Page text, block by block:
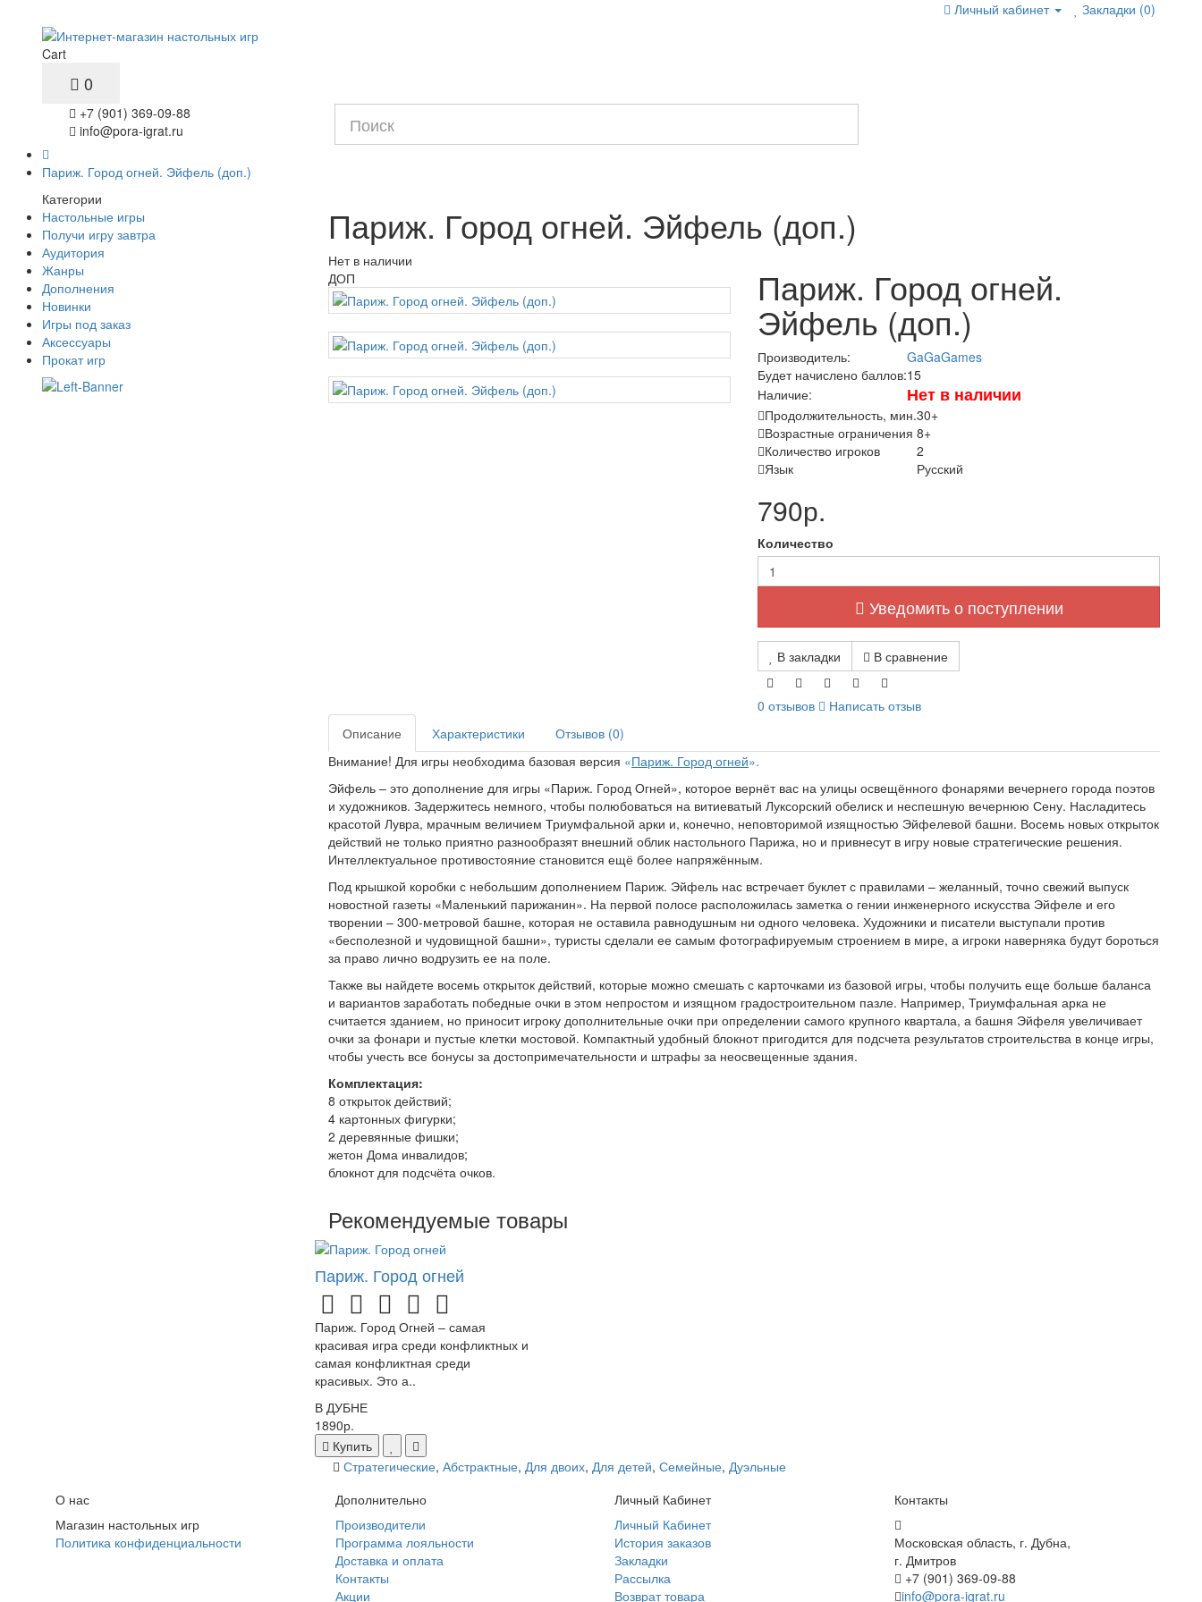
Личный кабинет Закладки (0)
Cart
0
+7 (901) 369-09-88
info@pora-igrat.ru
Париж. Город огней. Эйфель (доп.)
Категории
Настольные игры
Получи игру завтра
Аудитория
Жанры
Дополнения
Новинки
Игры под заказ
Аксессуары
Прокат игр
Париж. Город огней. Эйфель (доп.)
Нет в наличии
ДОП
Париж. Город огней.
Эйфель (доп.)
Производитель:
GaGaGames
Будет начислено баллов:15
Наличие:
Нет в наличии
Продолжительность, мин.30+
Возрастные ограничения 8+
Количество игроков
2
Язык
Русский
790р.
Количество
Уведомить о поступлении
В закладки В сравнение
0 отзывов
Написать отзыв
Описание
Характеристики
Отзывов (0)
Внимание! Для игры необходима базовая версия «Париж. Город огней».
Эйфель – это дополнение для игры «Париж. Город Огней», которое вернёт вас на улицы освещённого фонарями вечернего города поэтов
и художников. Задержитесь немного, чтобы полюбоваться на витиеватый Луксорский обелиск и неспешную вечернюю Сену. Насладитесь
красотой Лувра, мрачным величием Триумфальной арки и, конечно, неповторимой изящностью Эйфелевой башни. Восемь новых открыток
действий не только приятно разнообразят внешний облик настольного Парижа, но и привнесут в игру новые стратегические решения.
Интеллектуальное противостояние становится ещё более напряжённым.
Под крышкой коробки с небольшим дополнением Париж. Эйфель нас встречает буклет с правилами – желанный, точно свежий выпуск
новостной газеты «Маленький парижанин». На первой полосе расположилась заметка о гении инженерного искусства Эйфеле и его
творении – 300-метровой башне, которая не оставила равнодушным ни одного человека. Художники и писатели выступали против
«бесполезной и чудовищной башни», туристы сделали ее самым фотографируемым строением в мире, а игроки наверняка будут бороться
за право лично водрузить ее на поле.
Также вы найдете восемь открыток действий, которые можно смешать с карточками из базовой игры, чтобы получить еще больше баланса
и вариантов заработать победные очки в этом непростом и изящном градостроительном пазле. Например, Триумфальная арка не
считается зданием, но приносит игроку дополнительные очки при определении самого крупного квартала, а башня Эйфеля увеличивает
очки за фонари и пустые клетки мостовой. Компактный удобный блокнот пригодится для подсчета результатов строительства в конце игры,
чтобы учесть все бонусы за достопримечательности и штрафы за неосвещенные здания.
Комплектация:
8 открыток действий;
4 картонных фигурки;
2 деревянные фишки;
жетон Дома инвалидов;
блокнот для подсчёта очков.
Рекомендуемые товары
Париж. Город огней
Париж. Город Огней – самая
красивая игра среди конфликтных и
самая конфликтная среди
красивых. Это а..
В ДУБНЕ
1890р.
Купить
Стратегические, Абстрактные, Для двоих, Для детей, Семейные, Дуэльные
О нас
Магазин настольных игр
Политика конфиденциальности
Дополнительно
Производители
Программа лояльности
Доставка и оплата
Контакты
Акции
Личный Кабинет
Личный Кабинет
История заказов
Закладки
Рассылка
Возврат товара
Контакты
Московская область, г. Дубна,
г. Дмитров
+7 (901) 369-09-88
info@pora-igrat.ru